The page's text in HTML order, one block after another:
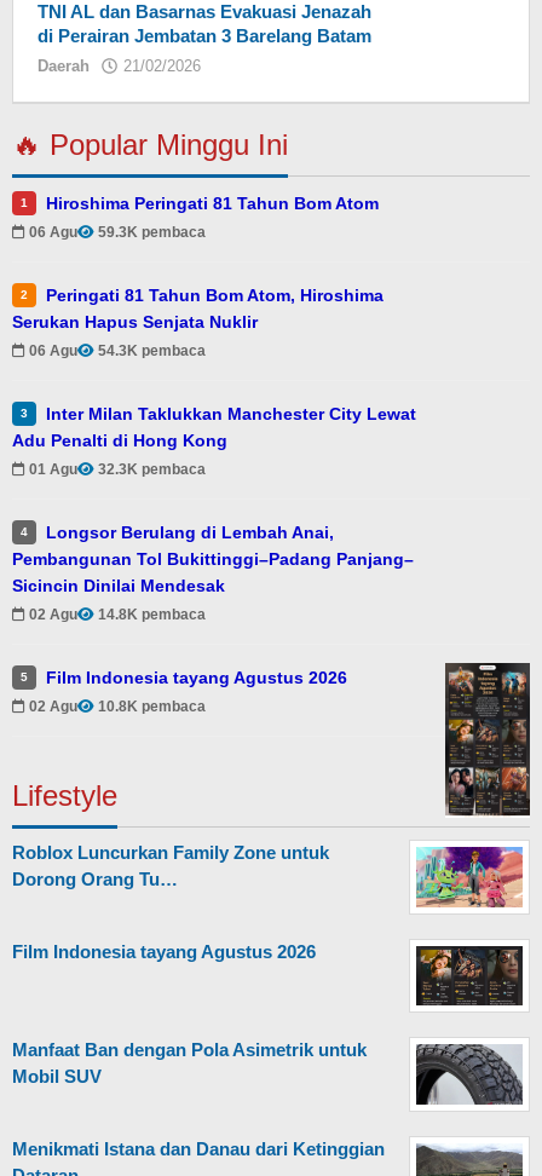
TNI AL dan Basarnas Evakuasi Jenazah
di Perairan Jembatan 3 Barelang Batam
Daerah 21/02/2026
🔥 Popular Minggu Ini
1 Hiroshima Peringati 81 Tahun Bom Atom
06 Agu 59.3K pembaca
2
Peringati 81 Tahun Bom Atom, Hiroshima
Serukan Hapus Senjata Nuklir
06 Agu 54.3K pembaca
3
Inter Milan Taklukkan Manchester City Lewat
Adu Penalti di Hong Kong
01 Agu 32.3K pembaca
4
Longsor Berulang di Lembah Anai,
Pembangunan Tol Bukittinggi–Padang Panjang–
Sicincin Dinilai Mendesak
02 Agu 14.8K pembaca
5 Film Indonesia tayang Agustus 2026
02 Agu 10.8K pembaca
Lifestyle
Roblox Luncurkan Family Zone untuk
Dorong Orang Tu…
Film Indonesia tayang Agustus 2026
Manfaat Ban dengan Pola Asimetrik untuk
Mobil SUV
Menikmati Istana dan Danau dari Ketinggian